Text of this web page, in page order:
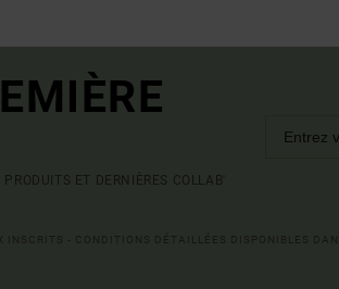
ET DERNIÈRES COLLAB'